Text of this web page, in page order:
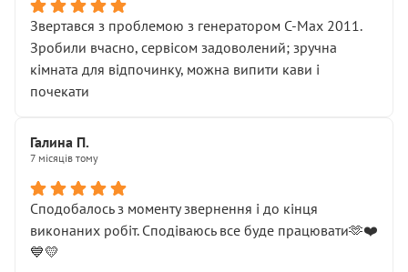
Звертався з проблемою з генератором C-Max 2011.
Зробили вчасно, сервісом задоволений; зручна
кімната для відпочинку, можна випити кави і
почекати
Галина П.
7 місяців тому
Сподобалось з моменту звернення і до кінця
виконаних робіт. Сподіваюсь все буде працювати🫶❤️
💙💛